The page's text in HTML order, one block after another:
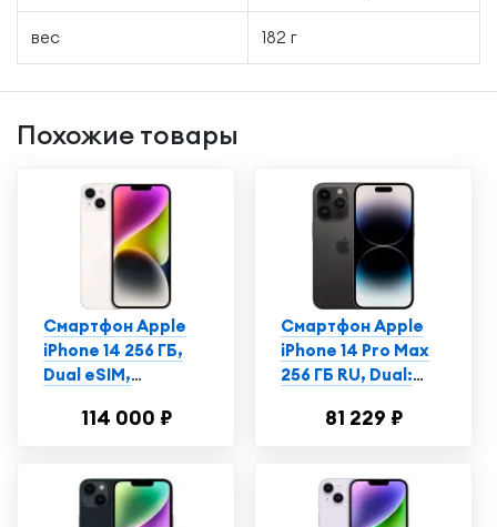
вес 182 г
Похожие товары
Смартфон Apple
iPhone 14 256 ГБ,
Dual еSIM,
114 000 ₽
Смартфон Apple
iPhone 14 Pro Max
256 ГБ RU, Dual:
космический
81 229 ₽